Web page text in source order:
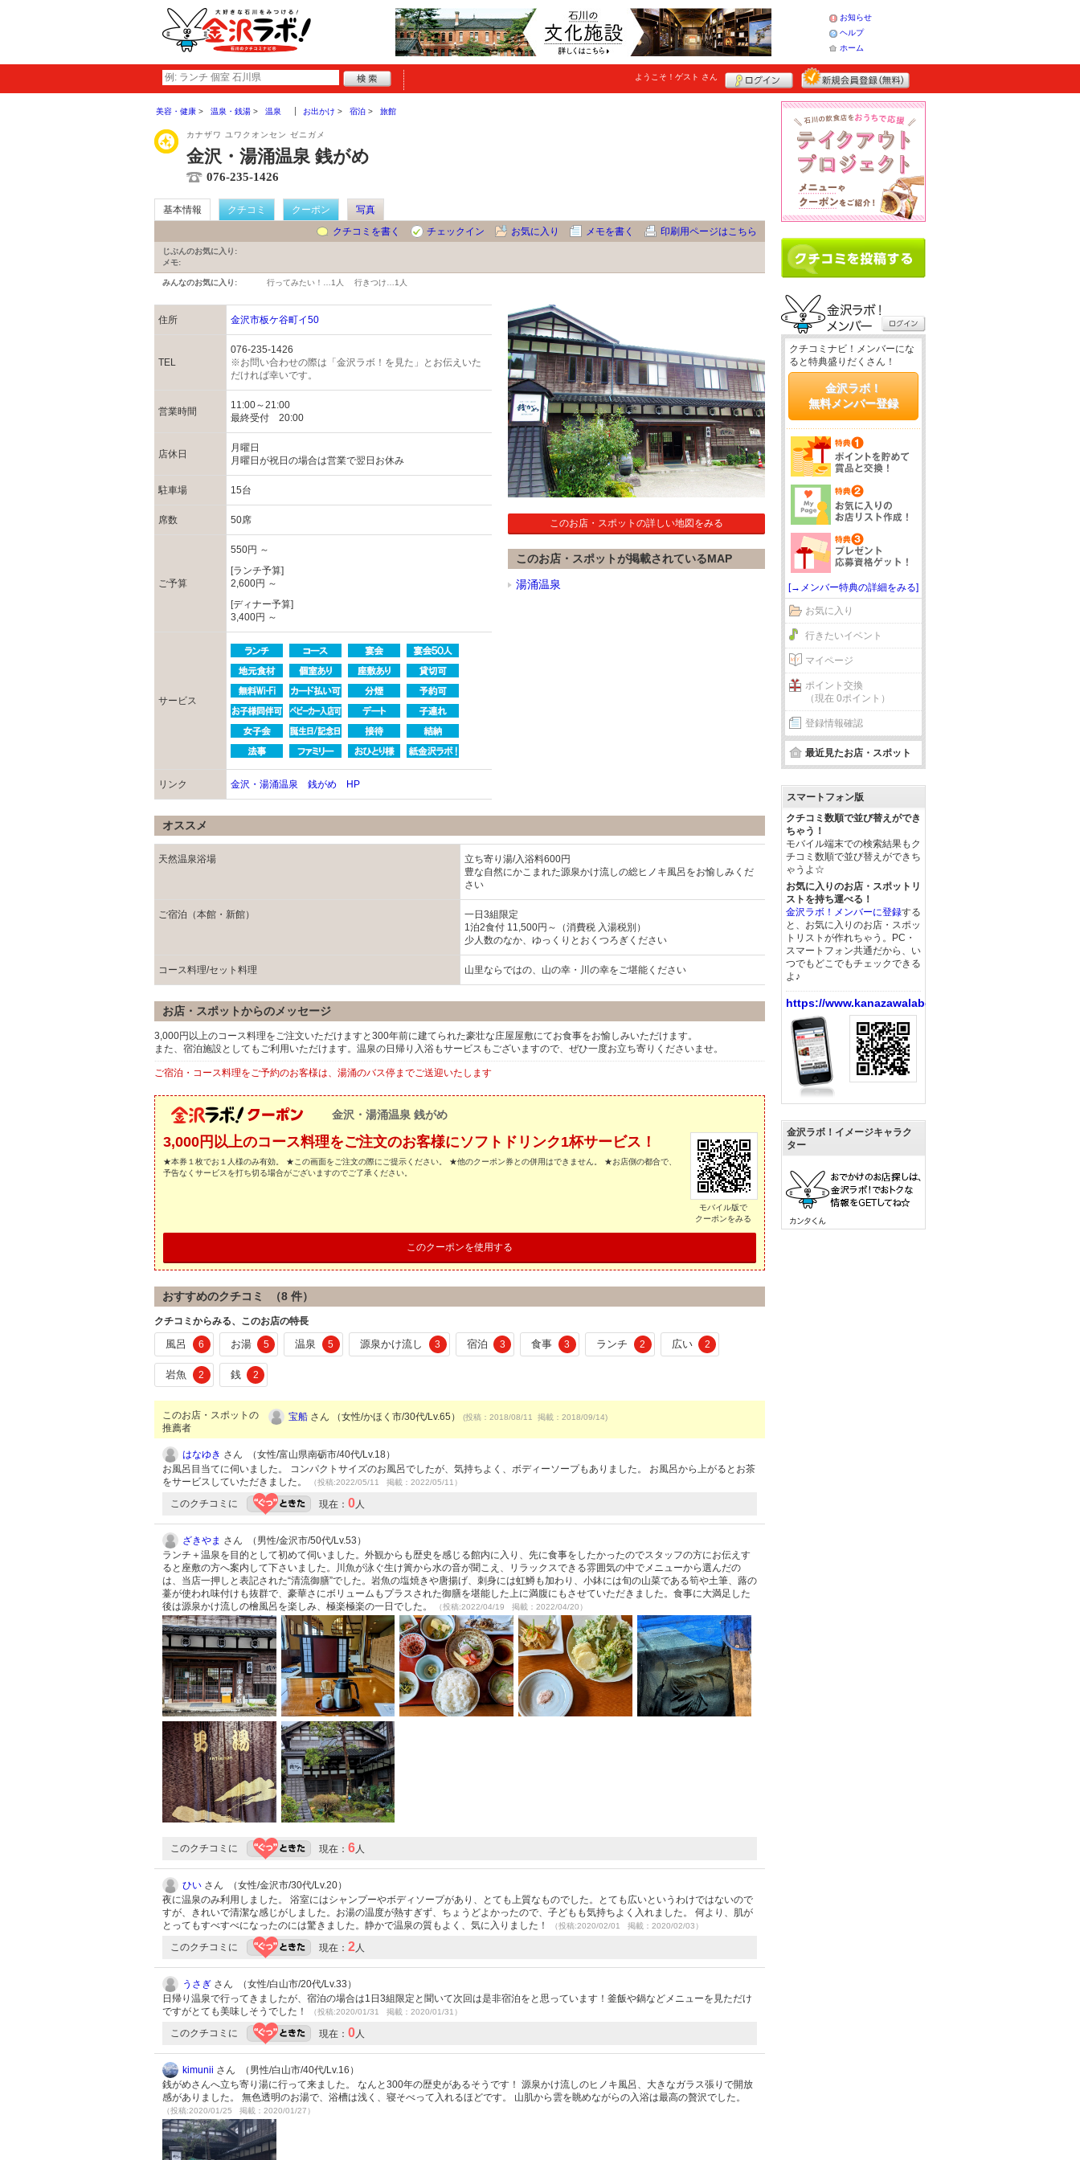
お知らせ
ヘルプ
ホーム
ようこそ！ ゲスト さん
美容・健康 温泉・銭湯 温泉 お出かけ 宿泊 旅館
カナザワ ユワクオンセン ゼニガメ
金沢・湯涌温泉 銭がめ
076-235-1426
基本情報 クチコミ クーポン
写真
クチコミを書く
チェックイン お気に入り メモを書く 印刷用ページはこちら
じぶんのお気に入り:
メモ:
みんなのお気に入り: 行ってみたい！… 1人 行きつけ… 1人
住所 金沢市板ケ谷町イ50
TEL
076-235-1426
※お問い合わせの際は「金沢ラボ！を見た」とお伝えいた
だければ幸いです。
営業時間
11:00～21:00
最終受付 20:00
店休日
月曜日
月曜日が祝日の場合は営業で翌日お休み
駐車場 15台
席数 50席
ご予算
550円 ～
[ランチ予算]
2,600円 ～
[ディナー予算]
3,400円 ～
サービス
リンク 金沢・湯涌温泉 銭がめ HP
このお店・スポットの詳しい地図をみる
このお店・スポットが掲載されているMAP
湯涌温泉
オススメ
天然温泉浴場
立ち寄り湯/入浴料600円
豊な自然にかこまれた源泉かけ流しの総ヒノキ風呂をお愉しみくだ
さい
ご宿泊（本館・新館）
一日3組限定
1泊2食付 11,500円～（消費税 入湯税別）
少人数のなか、ゆっくりとおくつろぎください
コース料理/セット料理 山里ならではの、山の幸・川の幸をご堪能ください
お店・スポットからのメッセージ
3,000円以上のコース料理をご注文いただけますと300年前に建てられた豪壮な庄屋屋敷にてお食事をお愉しみいただけます。
また、宿泊施設としてもご利用いただけます。温泉の日帰り入浴もサービスもございますので、ぜひ一度お立ち寄りくださいませ。
ご宿泊・コース料理をご予約のお客様は、湯涌のバス停までご送迎いたします
金沢・湯涌温泉 銭がめ
3,000円以上のコース料理をご注文のお客様にソフトドリンク1杯サービス！
★本券１枚でお１人様のみ有効。 ★この画面をご注文の際にご提示ください。 ★他のクーポン券との併用はできません。 ★お店側の都合で、
予告なくサービスを打ち切る場合がございますのでご了承ください。
モバイル版で
クーポンをみる
このクーポンを使用する
おすすめのクチコミ （8 件）
クチコミからみる、このお店の特長
風呂 6 お湯 5 温泉 5 源泉かけ流し 3 宿泊 3 食事 3 ランチ 2 広い 2
岩魚 2 銭 2
このお店・スポットの
推薦者
宝船 さん （女性/かほく市/30代/Lv.65） (投稿：2018/08/11 掲載：2018/09/14)
はなゆき さん （女性/富山県南砺市/40代/Lv.18）
お風呂目当てに伺いました。 コンパクトサイズのお風呂でしたが、気持ちよく、ボディーソープもありました。 お風呂から上がるとお茶
をサービスしていただきました。
（投稿:2022/05/11 掲載：2022/05/11）
このクチコミに 現在： 0人
ざきやま さん （男性/金沢市/50代/Lv.53）
ランチ＋温泉を目的として初めて伺いました。外観からも歴史を感じる館内に入り、先に食事をしたかったのでスタッフの方にお伝えす
ると座敷の方へ案内して下さいました。川魚が泳ぐ生け簀から水の音が聞こえ、リラックスできる雰囲気の中でメニューから選んだの
は、当店一押しと表記された“清流御膳”でした。岩魚の塩焼きや唐揚げ、刺身には虹鱒も加わり、小鉢には旬の山菜である筍や土筆、蕗の
薹が使われ味付けも抜群で、豪華さにボリュームもプラスされた御膳を堪能した上に満腹にもさせていただきました。食事に大満足した
後は源泉かけ流しの檜風呂を楽しみ、極楽極楽の一日でした。
（投稿:2022/04/19 掲載：2022/04/20）
このクチコミに 現在： 6人
ひい さん （女性/金沢市/30代/Lv.20）
夜に温泉のみ利用しました。 浴室にはシャンプーやボディソープがあり、とても上質なものでした。とても広いというわけではないので
すが、きれいで清潔な感じがしました。お湯の温度が熱すぎず、ちょうどよかったので、子どもも気持ちよく入れました。 何より、肌が
とってもすべすべになったのには驚きました。静かで温泉の質もよく、気に入りました！
（投稿:2020/02/01 掲載：2020/02/03）
このクチコミに 現在： 2人
うさぎ さん （女性/白山市/20代/Lv.33）
日帰り温泉で行ってきましたが、宿泊の場合は1日3組限定と聞いて次回は是非宿泊をと思っています！釜飯や鍋などメニューを見ただけ
ですがとても美味しそうでした！
（投稿:2020/01/31 掲載：2020/01/31）
このクチコミに 現在： 0人
kimunii さん （男性/白山市/40代/Lv.16）
銭がめさんへ立ち寄り湯に行って来ました。 なんと300年の歴史があるそうです！ 源泉かけ流しのヒノキ風呂、大きなガラス張りで開放
感がありました。 無色透明のお湯で、浴槽は浅く、寝そべって入れるほどです。 山肌から雲を眺めながらの入浴は最高の贅沢でした。
（投稿:2020/01/25 掲載：2020/01/27）
クチコミナビ！メンバーにな
ると特典盛りだくさん！
金沢ラボ！
無料メンバー登録
[→メンバー特典の詳細をみる]
お気に入り
行きたいイベント
マイページ
ポイント交換
（現在 0ポイント）
登録情報確認
最近見たお店・スポット
スマートフォン版
クチコミ数順で並び替えができ
ちゃう！
モバイル端末での検索結果もク
チコミ数順で並び替えができち
ゃうよ☆
お気に入りのお店・スポットリ
ストを持ち運べる！
金沢ラボ！メンバーに登録する
と、お気に入りのお店・スポッ
トリストが作れちゃう。PC・
スマートフォン共通だから、い
つでもどこでもチェックできる
よ♪
https://www.kanazawalabo.net/
金沢ラボ！イメージキャラク
ター